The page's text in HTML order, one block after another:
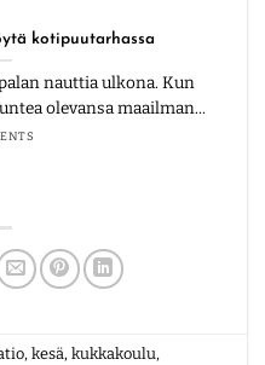
kotipuutarhassa
nauttia ulkona. Kun
olevansa maailman...
,kesä,kukkakoulu,